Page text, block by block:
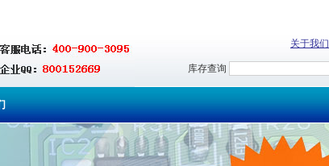
关于我们
库存查询